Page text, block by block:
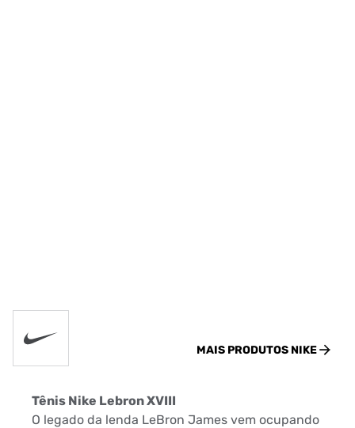
MAIS PRODUTOS NIKE
Tênis Nike Lebron XVIII
O legado da lenda LeBron James vem ocupando